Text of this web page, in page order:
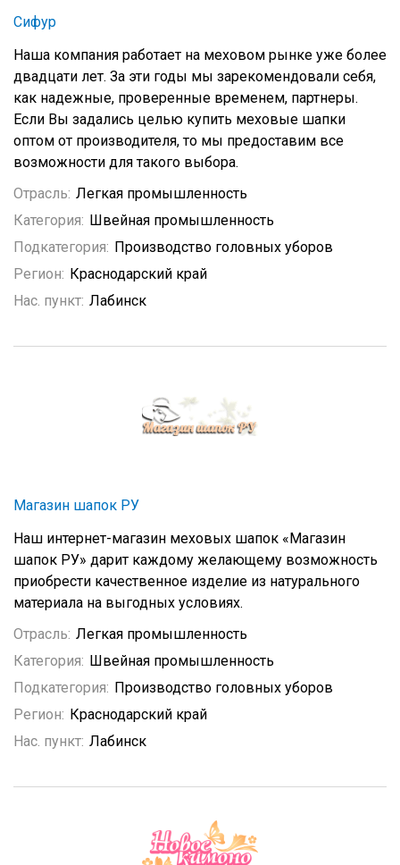
Сифур
Наша компания работает на меховом рынке уже более
двадцати лет. За эти годы мы зарекомендовали себя,
как надежные, проверенные временем, партнеры.
Если Вы задались целью купить меховые шапки
оптом от производителя, то мы предоставим все
возможности для такого выбора.
Отрасль: Легкая промышленность
Категория: Швейная промышленность
Подкатегория: Производство головных уборов
Регион: Краснодарский край
Нас. пункт: Лабинск
Магазин шапок РУ
Наш интернет-магазин меховых шапок «Магазин
шапок РУ» дарит каждому желающему возможность
приобрести качественное изделие из натурального
материала на выгодных условиях.
Отрасль: Легкая промышленность
Категория: Швейная промышленность
Подкатегория: Производство головных уборов
Регион: Краснодарский край
Нас. пункт: Лабинск